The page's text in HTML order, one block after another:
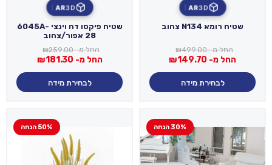
3D
AR
שטיח רומא N134 צהוב
החל מ- ₪499.00
החל מ- ₪149.70
לבחירת מידה
3D
AR
שטיח פיקסו דה וינצי 6045A-
28 אפור/צהוב
החל מ- ₪259.00
החל מ- ₪181.30
לבחירת מידה
30% הנחה 50% הנחה